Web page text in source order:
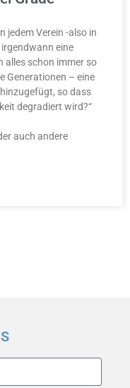
jedem Verein -also in
eine
alles schon immer so
Generationen – eine
so dass
degradiert wird?“
auch andere